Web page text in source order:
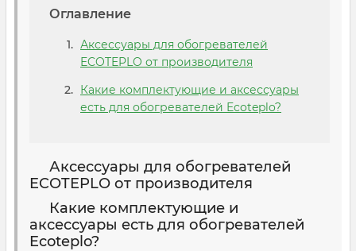
Оглавление
Аксессуары для обогревателей
ECOTEPLO от производителя
Какие комплектующие и аксессуары
есть для обогревателей Ecoteplo?
Аксессуары для обогревателей
ECOTEPLO от производителя
Какие комплектующие и
аксессуары есть для обогревателей
Ecoteplo?